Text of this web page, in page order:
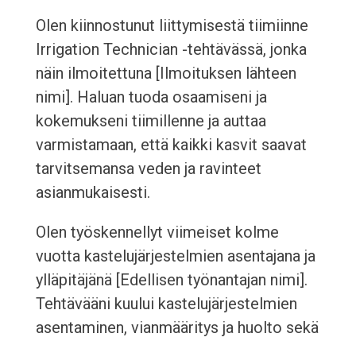
Olen kiinnostunut liittymisestä tiimiinne
Irrigation Technician -tehtävässä, jonka
näin ilmoitettuna [Ilmoituksen lähteen
nimi]. Haluan tuoda osaamiseni ja
kokemukseni tiimillenne ja auttaa
varmistamaan, että kaikki kasvit saavat
tarvitsemansa veden ja ravinteet
asianmukaisesti.
Olen työskennellyt viimeiset kolme
vuotta kastelujärjestelmien asentajana ja
ylläpitäjänä [Edellisen työnantajan nimi].
Tehtävääni kuului kastelujärjestelmien
asentaminen, vianmääritys ja huolto sekä